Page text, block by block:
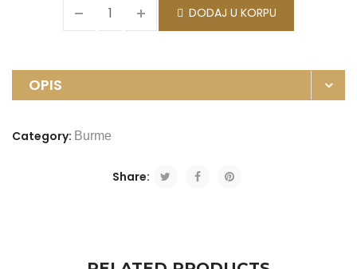
DODAJ U KORPU
OPIS
Category: Burme
Share: